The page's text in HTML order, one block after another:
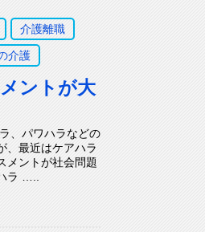
介護離職
介護
ントが大
、パワハラなどの
、最近はケアハラ
メントが社会問題
ラ …..